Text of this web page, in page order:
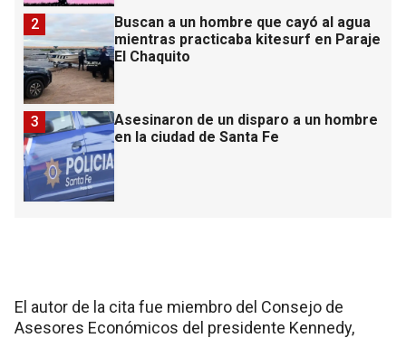
Buscan a un hombre que cayó al agua
mientras practicaba kitesurf en Paraje
El Chaquito
2
Asesinaron de un disparo a un hombre
en la ciudad de Santa Fe
3
El autor de la cita fue miembro del Consejo de
Asesores Económicos del presidente Kennedy,